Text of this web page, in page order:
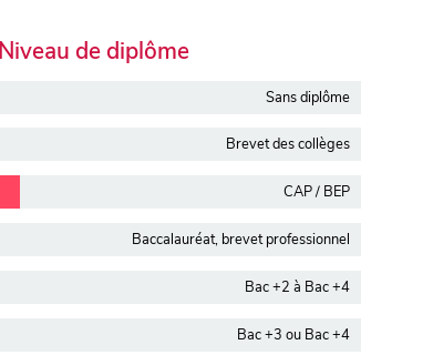
Niveau de diplôme
Sans diplôme
Brevet des collèges
CAP / BEP
Baccalauréat, brevet professionnel
Bac +2 à Bac +4
Bac +3 ou Bac +4